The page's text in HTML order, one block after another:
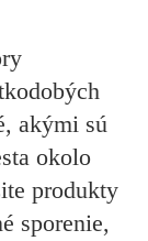
akými sú
okolo
produkty
sporenie,